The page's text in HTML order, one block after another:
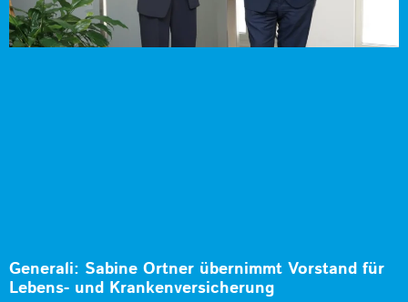
Generali: Sabine Ortner übernimmt Vorstand für
Lebens- und Krankenversicherung